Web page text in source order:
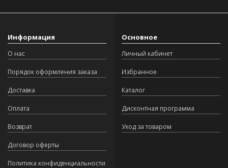
Информация
О нас
Порядок оформления заказа
Доставка
Оплата
Возврат
Договор оферты
Политика конфиденциальности
Основное
Личный кабинет
Избранное
Каталог
Дисконтная программа
Уход за товаром